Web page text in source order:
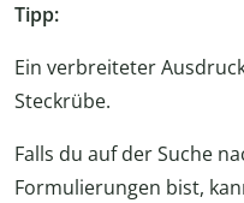
Tipp:
Ein verbreiteter
Steckrübe.
Falls du auf der Suche
Formulierungen bist,